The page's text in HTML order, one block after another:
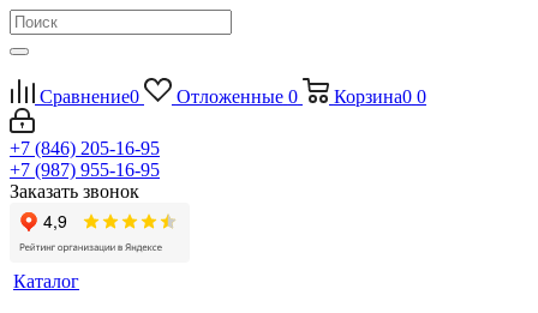
Сравнение0 Отложенные 0 Корзина0 0
+7 (846) 205-16-95
+7 (987) 955-16-95
Заказать звонок
Каталог